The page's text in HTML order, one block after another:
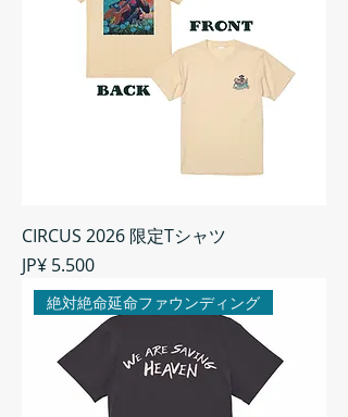
CIRCUS 2026 限定Tシャツ
Preço
JP¥ 5.500
絶対絶命延命ファウンディング